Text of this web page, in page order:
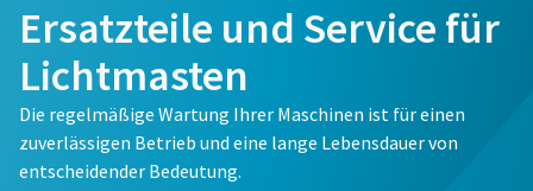
Ersatzteile und Service für
Lichtmasten
Die regelmäßige Wartung Ihrer Maschinen ist für einen
zuverlässigen Betrieb und eine lange Lebensdauer von
entscheidender Bedeutung.